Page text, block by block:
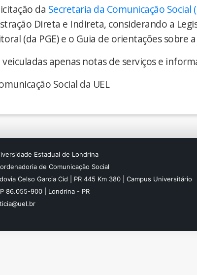
da Secretaria da Comunicação Social
Direta e Indireta, considerando a
(da PGE) e o Guia de orientações sobre
apenas notas de serviços e
Social da UEL
Estadual de Londrina
de Comunicação Social
Celso Garcia Cid | PR 445 Km 380 | Campus Universitário
86.055-900 | Londrina - PR